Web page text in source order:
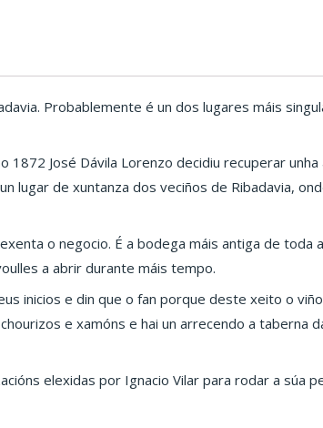
Probablemente é un dos lugares máis
José Dávila Lorenzo decidiu recuperar
lugar de xuntanza dos veciños de Ribadavia,
o negocio. É a bodega máis antiga de toda
a abrir durante máis tempo.
inicios e din que o fan porque deste xeito o
e xamóns e hai un arrecendo a taberna
elexidas por Ignacio Vilar para rodar a súa